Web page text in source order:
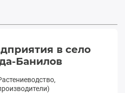
в село
Банилов